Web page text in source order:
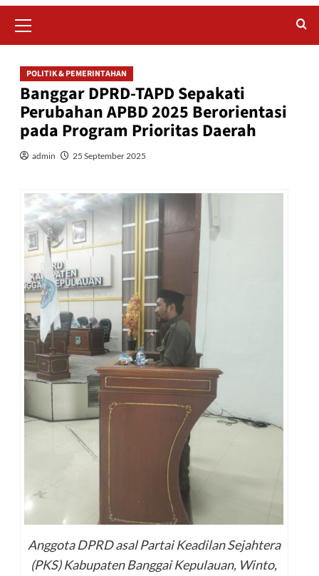
Menu
POLITIK & PEMERINTAHAN
Banggar DPRD-TAPD Sepakati
Perubahan APBD 2025 Berorientasi
pada Program Prioritas Daerah
admin 25 September 2025
Anggota DPRD asal Partai Keadilan Sejahtera
(PKS) Kabupaten Banggai Kepulauan, Winto,